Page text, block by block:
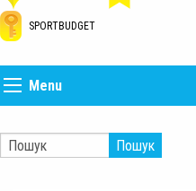
SPORTBUDGET
Menu
Пошук